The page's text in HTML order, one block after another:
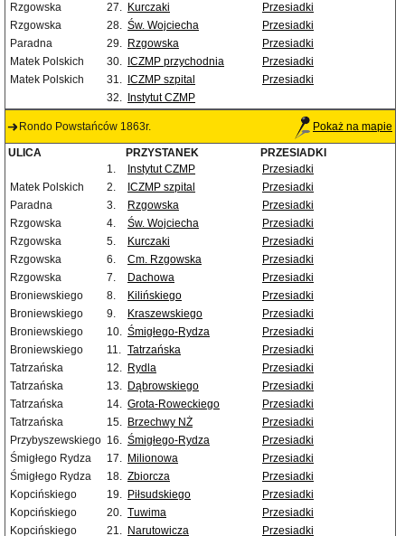
Rzgowska
27. Kurczaki
Przesiadki
Rzgowska
28. Św. Wojciecha
Przesiadki
Paradna
29. Rzgowska
Przesiadki
Matek Polskich
30. ICZMP przychodnia
Przesiadki
Matek Polskich
31. ICZMP szpital
Przesiadki
32.
Instytut CZMP
Rondo Powstańców 1863r. Pokaż na mapie
ULICA PRZYSTANEK
PRZESIADKI
1.
Instytut CZMP
Przesiadki
Matek Polskich
2. ICZMP szpital
Przesiadki
Paradna
3. Rzgowska
Przesiadki
Rzgowska
4. Św. Wojciecha
Przesiadki
Rzgowska
5. Kurczaki
Przesiadki
Rzgowska
6. Cm. Rzgowska
Przesiadki
Rzgowska
7. Dachowa
Przesiadki
Broniewskiego
8. Kilińskiego
Przesiadki
Broniewskiego
9. Kraszewskiego
Przesiadki
Broniewskiego
10. Śmigłego-Rydza
Przesiadki
Broniewskiego
11. Tatrzańska
Przesiadki
Tatrzańska
12. Rydla
Przesiadki
Tatrzańska
13. Dąbrowskiego
Przesiadki
Tatrzańska
14. Grota-Roweckiego
Przesiadki
Tatrzańska
15. Brzechwy NŻ
Przesiadki
Przybyszewskiego 16. Śmigłego-Rydza
Przesiadki
Śmigłego Rydza
17. Milionowa
Przesiadki
Śmigłego Rydza
18. Zbiorcza
Przesiadki
Kopcińskiego
19. Piłsudskiego
Przesiadki
Kopcińskiego
20. Tuwima
Przesiadki
Kopcińskiego
21. Narutowicza Przesiadki